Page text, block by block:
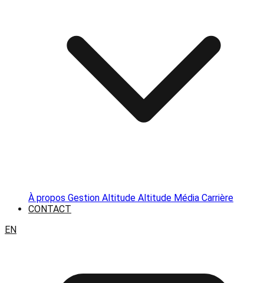
À propos Gestion Altitude Altitude Média Carrière
CONTACT
EN